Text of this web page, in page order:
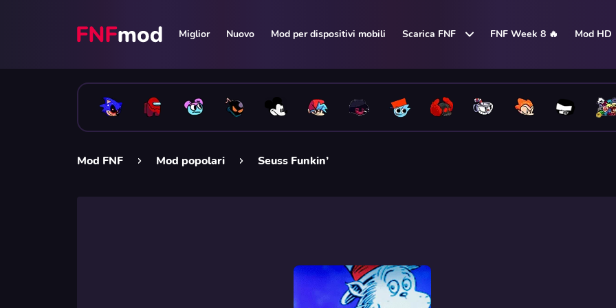
Miglior Nuovo Mod per dispositivi mobili Scarica FNF FNF Week 8 🔥 Mod HD
Mod FNF Mod popolari Seuss Funkin’